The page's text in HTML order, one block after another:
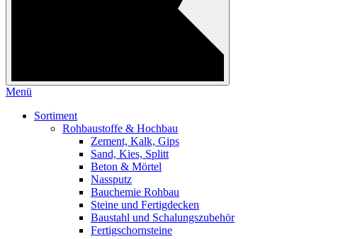
Menü
Sortiment
Rohbaustoffe & Hochbau
Zement, Kalk, Gips
Sand, Kies, Splitt
Beton & Mörtel
Nassputz
Bauchemie Rohbau
Steine und Fertigdecken
Baustahl und Schalungszubehör
Fertigschornsteine